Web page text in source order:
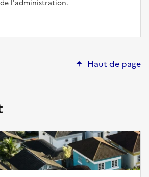
l'administration.
Haut de page